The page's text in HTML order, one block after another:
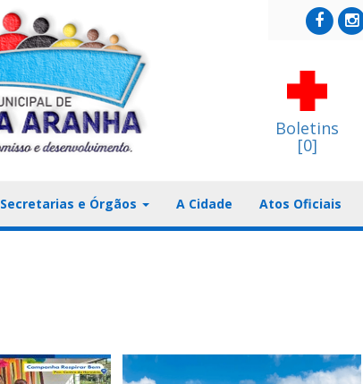
Boletins
[0]
Secretarias e Órgãos A Cidade Atos Oficiais